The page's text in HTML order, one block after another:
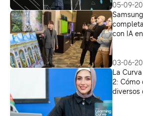
05-09-
con IA
03-06-
La
2: Cómo
diversos